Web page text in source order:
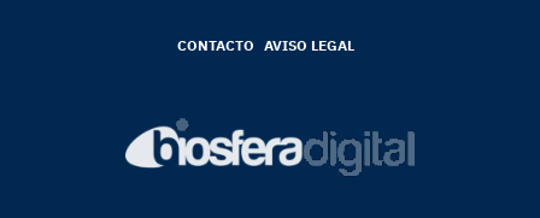
CONTACTO AVISO LEGAL